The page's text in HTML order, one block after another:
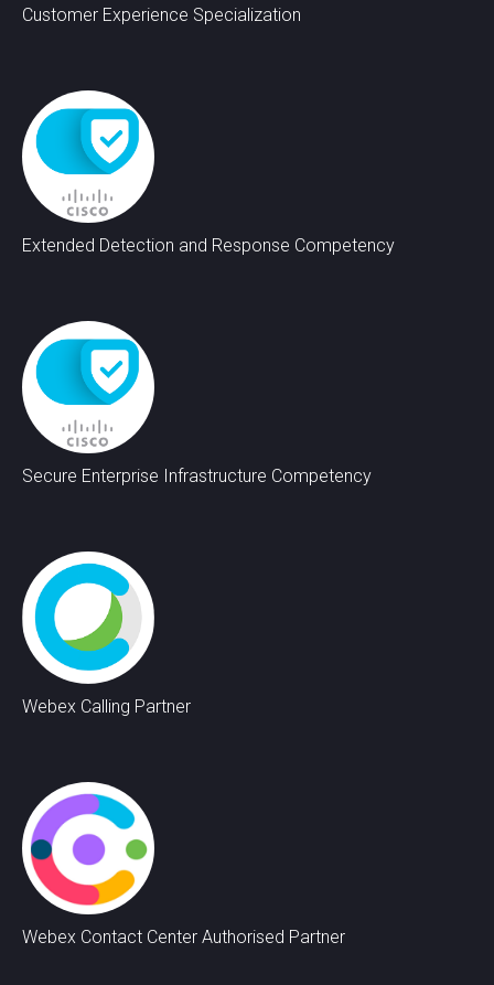
Customer Experience Specialization
Extended Detection and Response Competency
Secure Enterprise Infrastructure Competency
Webex Calling Partner
Webex Contact Center Authorised Partner